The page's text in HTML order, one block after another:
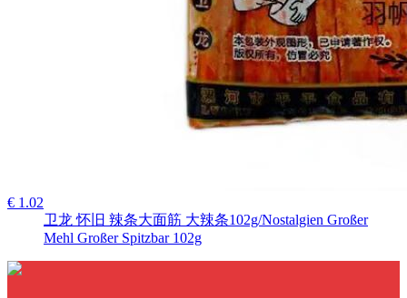
€ 1.02
卫龙 怀旧 辣条大面筋 大辣条102g/Nostalgien Großer
Mehl Großer Spitzbar 102g